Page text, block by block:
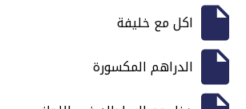
اكل مع خليفة
الدراهم المكسورة